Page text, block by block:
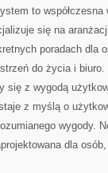
to
się na
poradach dla
do życia i
się z wygodą
z myślą o
wygody.
dla